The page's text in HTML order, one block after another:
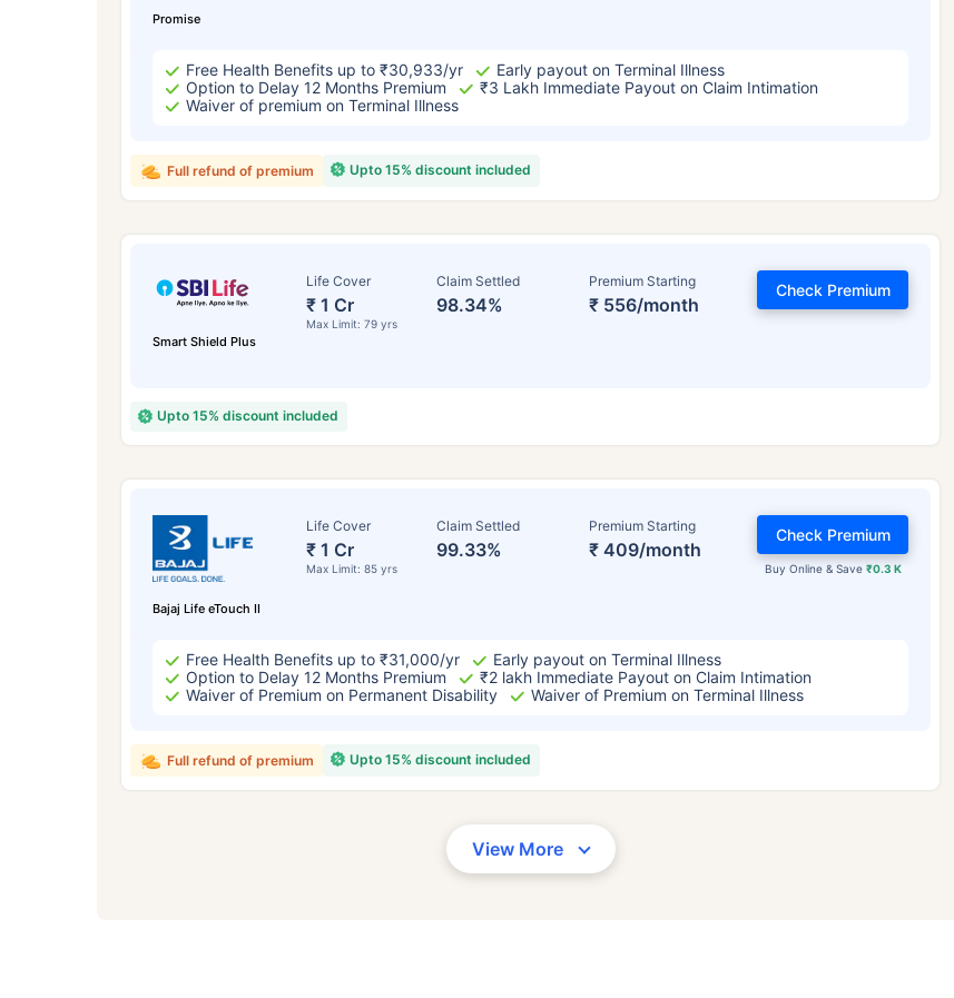
Promise
Free Health Benefits up to ₹30,933/yr
Early payout on Terminal Illness
Option to Delay 12 Months Premium
₹3 Lakh Immediate Payout on Claim Intimation
Waiver of premium on Terminal Illness
Upto 15% discount included
Full refund of premium
Smart Shield Plus
Life Cover
₹ 1 Cr
Max Limit: 79 yrs
Claim Settled
98.34%
Premium Starting
₹ 556/month
Check Premium
Upto 15% discount included
Bajaj Life eTouch II
Life Cover
₹ 1 Cr
Max Limit: 85 yrs
Claim Settled
99.33%
Premium Starting
₹ 409/month
Buy Online & Save ₹0.3 K
Check Premium
Free Health Benefits up to ₹31,000/yr
Early payout on Terminal Illness
Option to Delay 12 Months Premium
₹2 lakh Immediate Payout on Claim Intimation
Waiver of Premium on Permanent Disability
Waiver of Premium on Terminal Illness
Upto 15% discount included
Full refund of premium
View More